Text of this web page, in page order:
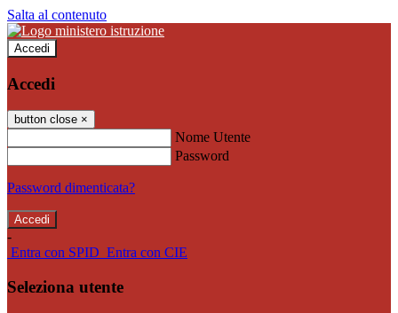
Salta al contenuto
Accedi
Accedi
button close ×
Nome Utente
Password
Password dimenticata?
-
Entra con SPID Entra con CIE
Seleziona utente